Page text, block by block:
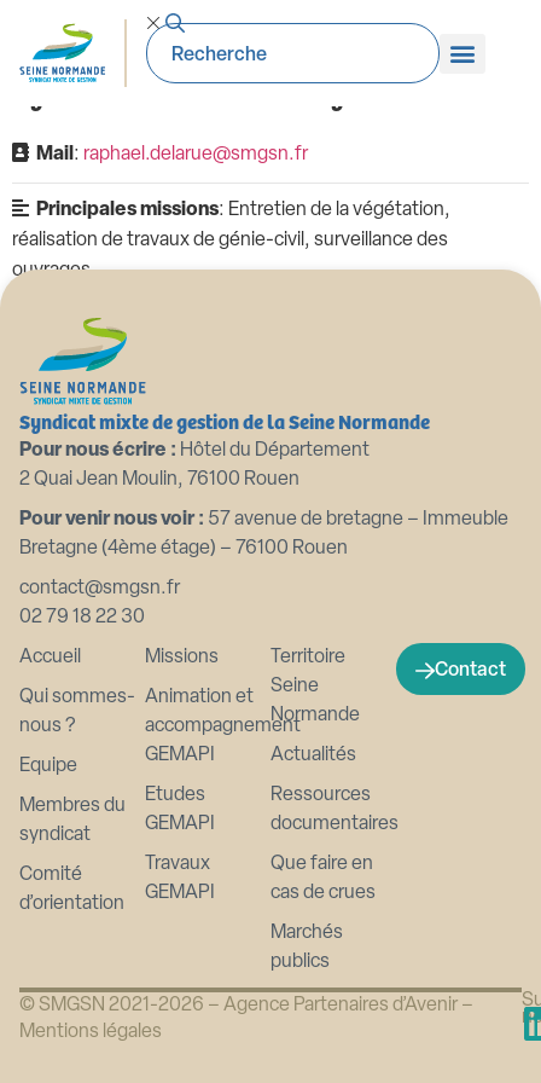
Raphael DELARUE
Agent d'entretien des ouvrages
Mail : raphael.delarue@smgsn.fr
Principales missions: Entretien de la végétation,
réalisation de travaux de génie-civil, surveillance des
ouvrages
Syndicat mixte de gestion de la Seine Normande
Pour nous écrire : Hôtel du Département
2 Quai Jean Moulin, 76100 Rouen
Pour venir nous voir : 57 avenue de bretagne – Immeuble
Bretagne (4ème étage) – 76100 Rouen
contact@smgsn.fr
02 79 18 22 30
Accueil
Qui sommes-
nous ?
Equipe
Membres du
syndicat
Comité
d’orientation
Missions
Animation et
accompagnement
GEMAPI
Etudes
GEMAPI
Travaux
GEMAPI
Territoire
Seine
Normande
Actualités
Ressources
documentaires
Que faire en
cas de crues
Marchés
publics
Contact
© SMGSN 2021-2026 – Agence Partenaires d’Avenir –
Mentions légales